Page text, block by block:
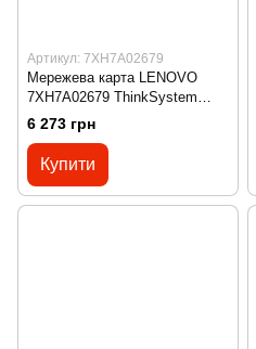
Артикул: 7XH7A02679
Мережева карта LENOVO
7XH7A02679 ThinkSystem
SR550/SR590/SR650
(x16/x8)/(x16/x16) PCIe FH
Riser 2 Kit
6 273 грн
Купити